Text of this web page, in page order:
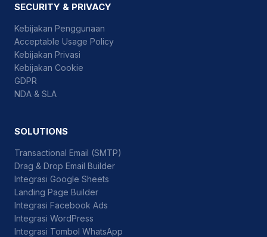
SECURITY & PRIVACY
Kebijakan Penggunaan
Acceptable Usage Policy
Kebijakan Privasi
Kebijakan Cookie
GDPR
NDA & SLA
SOLUTIONS
Transactional Email (SMTP)
Drag & Drop Email Builder
Integrasi Google Sheets
Landing Page Builder
Integrasi Facebook Ads
Integrasi WordPress
Integrasi Tombol WhatsApp